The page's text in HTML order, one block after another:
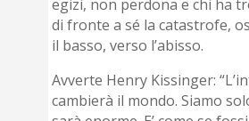
egizi, non perdona e chi ha
di fronte a sé la catastrofe,
il basso, verso l’abisso.
Avverte Henry Kissinger:
cambierà il mondo. Siamo